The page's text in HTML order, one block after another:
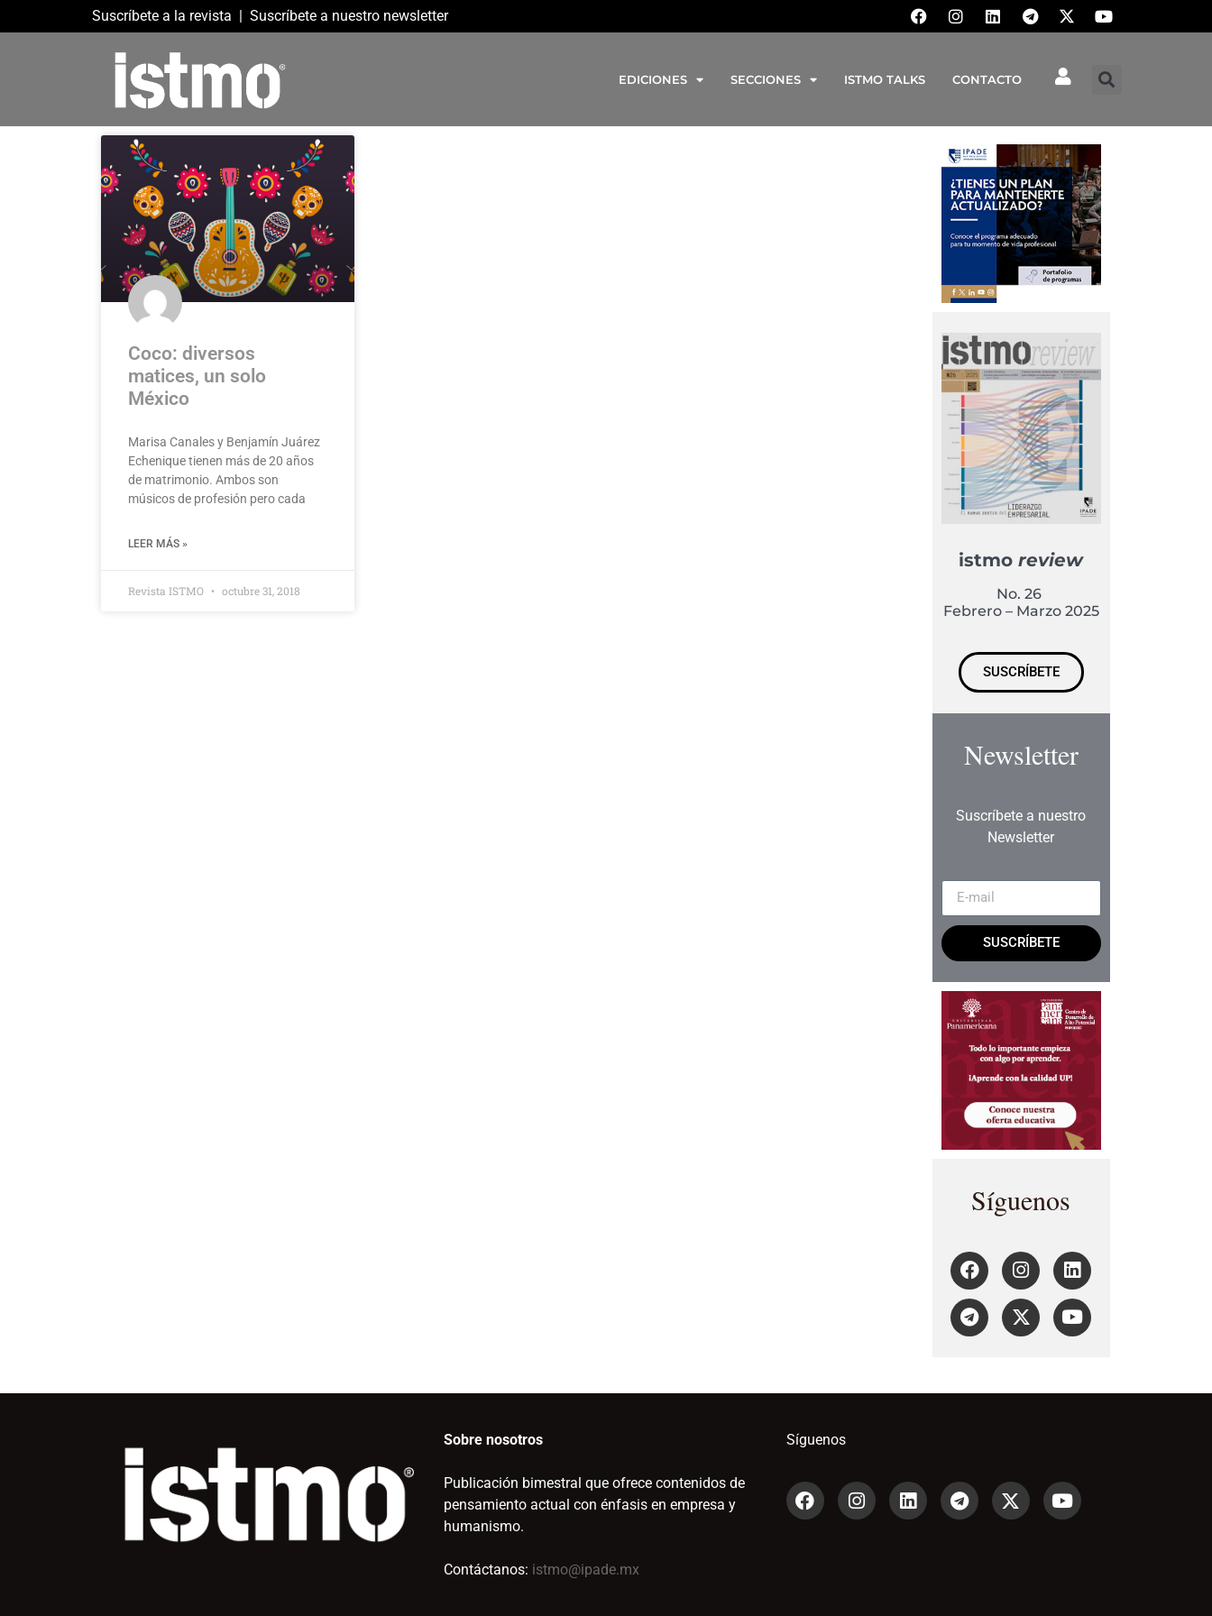
Suscríbete a la revista | Suscríbete a nuestro newsletter
EDICIONES SECCIONES ISTMO TALKS CONTACTO
Coco: diversos
matices, un solo
México
Marisa Canales y Benjamín Juárez
Echenique tienen más de 20 años
de matrimonio. Ambos son
músicos de profesión pero cada
LEER MÁS »
Revista ISTMO octubre 31, 2018
istmoreview
No. 26
Febrero – Marzo 2025
SUSCRÍBETE
Newsletter
Suscríbete a nuestro
Newsletter
SUSCRÍBETE
Síguenos
Sobre nosotros
Publicación bimestral que ofrece contenidos de
pensamiento actual con énfasis en empresa y
humanismo.
Contáctanos: istmo@ipade.mx
Síguenos